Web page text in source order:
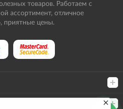
товаров. Работаем с
ассортимент, отличное
приятные цены.